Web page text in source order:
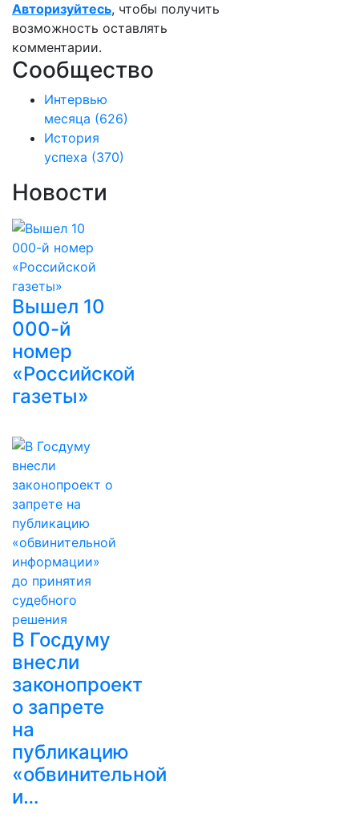
Авторизуйтесь, чтобы получить
возможность оставлять
комментарии.
Сообщество
Интервью
месяца (626)
История
успеха (370)
Новости
Вышел 10
000-й
номер
«Российской
газеты»
В Госдуму
внесли
законопроект
о запрете
на
публикацию
«обвинительной
и…